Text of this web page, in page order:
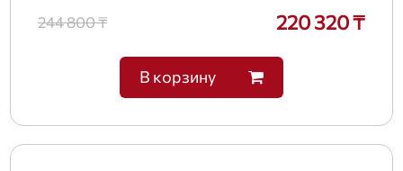
244 800 ₸ 220 320 ₸
В корзину